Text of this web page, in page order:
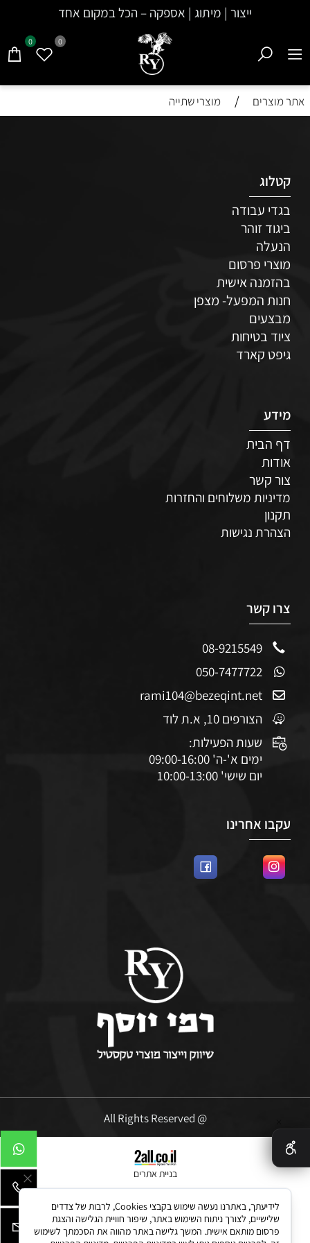
ייצור | מיתוג | אספקה – הכל במקום אחד
0 0
אתר מוצרים / מוצרי שתייה
קטלוג
בגדי עבודה
ביגוד זוהר
הנעלה
מוצרי פרסום
בהזמנה אישית
חנות המפעל- מצפן
מבצעים
ציוד בטיחות
גיפט קארד
מידע
דף הבית
אודות
צור קשר
מדיניות משלוחים והחזרות
תקנון
הצהרת נגישות
צרו קשר
08-9215549
050-7477722
rami104@bezeqint.net
הצורפים 10, א.ת לוד
שעות הפעילות:
ימים א'-ה' 09:00-16:00
יום שישי' 10:00-13:00
עקבו אחרינו
@ All Rights Reserved
בניית אתרים
לידיעתך, באתרנו נעשה שימוש בקבצי Cookies, לרבות של צדדים
שלישיים, לצורך ניתוח השימוש באתר, שיפור חוויית הגלישה והצגת
פרסום מותאם אישית. המשך גלישה באתר מהווה את הסכמתך לשימוש